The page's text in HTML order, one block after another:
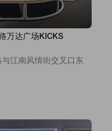
万达广场KICKS
江南风情街交叉口东